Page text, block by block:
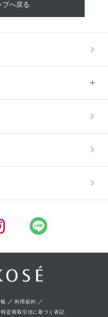
プへ戻る
／利用規約 ／
特定商取引法に基づく表記